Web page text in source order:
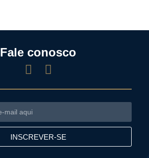
Fale conosco
INSCREVER-SE